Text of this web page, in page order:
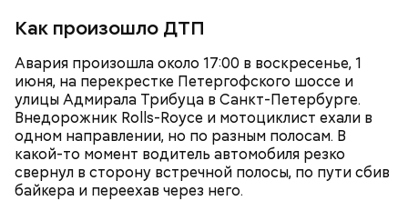
Как произошло ДТП
Авария произошла около 17:00 в воскресенье, 1
июня, на перекрестке Петергофского шоссе и
улицы Адмирала Трибуца в Санкт-Петербурге.
Внедорожник Rolls-Royce и мотоциклист ехали в
одном направлении, но по разным полосам. В
какой-то момент водитель автомобиля резко
свернул в сторону встречной полосы, по пути сбив
байкера и переехав через него.
несколькими точками в Санкт-Петербурге и
Москве. Также блогеру принадлежала кальянная-
бар GG Lounge в центре Москвы и магазин одежды
GG Brands в ТЦ «Афимолл».